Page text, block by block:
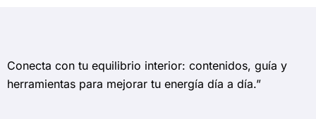
Conecta con tu equilibrio interior: contenidos, guía y
herramientas para mejorar tu energía día a día.”